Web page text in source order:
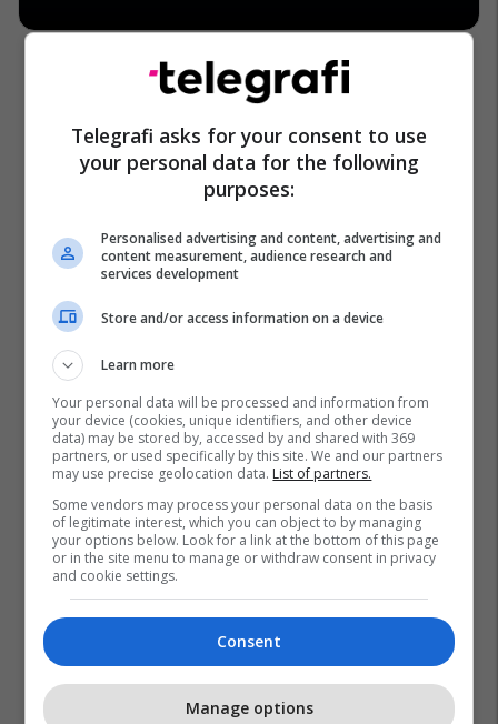
Telegrafi asks for your consent to use
your personal data for the following
purposes:
Personalised advertising and content, advertising and
content measurement, audience research and
services development
Store and/or access information on a device
Learn more
Your personal data will be processed and information from
your device (cookies, unique identifiers, and other device
data) may be stored by, accessed by and shared with 369
partners, or used specifically by this site. We and our partners
may use precise geolocation data. List of partners.
Some vendors may process your personal data on the basis
of legitimate interest, which you can object to by managing
your options below. Look for a link at the bottom of this page
or in the site menu to manage or withdraw consent in privacy
and cookie settings.
Consent
Manage options